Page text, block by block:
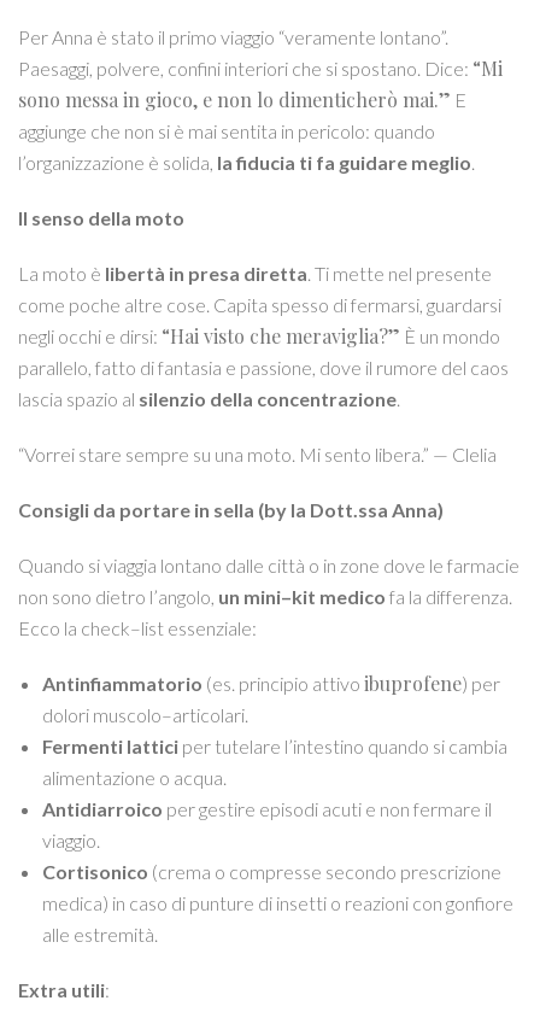
Per Anna è stato il primo viaggio “veramente lontano”.
Paesaggi, polvere, confini interiori che si spostano. Dice: “Mi
sono messa in gioco, e non lo dimenticherò mai.” E
aggiunge che non si è mai sentita in pericolo: quando
l’organizzazione è solida, la fiducia ti fa guidare meglio.
Il senso della moto
La moto è libertà in presa diretta. Ti mette nel presente
come poche altre cose. Capita spesso di fermarsi, guardarsi
negli occhi e dirsi: “Hai visto che meraviglia?” È un mondo
parallelo, fatto di fantasia e passione, dove il rumore del caos
lascia spazio al silenzio della concentrazione.
“Vorrei stare sempre su una moto. Mi sento libera.” — Clelia
Consigli da portare in sella (by la Dott.ssa Anna)
Quando si viaggia lontano dalle città o in zone dove le farmacie
non sono dietro l’angolo, un mini–kit medico fa la differenza.
Ecco la check–list essenziale:
Antinfiammatorio (es. principio attivo ibuprofene) per
dolori muscolo–articolari.
Fermenti lattici per tutelare l’intestino quando si cambia
alimentazione o acqua.
Antidiarroico per gestire episodi acuti e non fermare il
viaggio.
Cortisonico (crema o compresse secondo prescrizione
medica) in caso di punture di insetti o reazioni con gonfiore
alle estremità.
Extra utili: